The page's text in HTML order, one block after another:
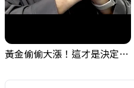
黃金偷偷大漲！這才是決定台股生死的「真風向球」！｜Mr.Jimmy高志銘 #黃金 #美元指數 #聯準會